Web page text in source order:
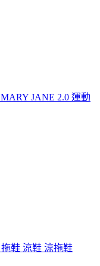
JANE 2.0 運動
拖鞋 涼鞋 涼拖鞋